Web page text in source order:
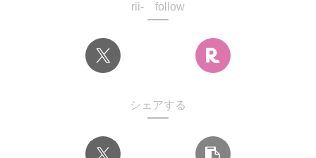
rii- follow
シェアする